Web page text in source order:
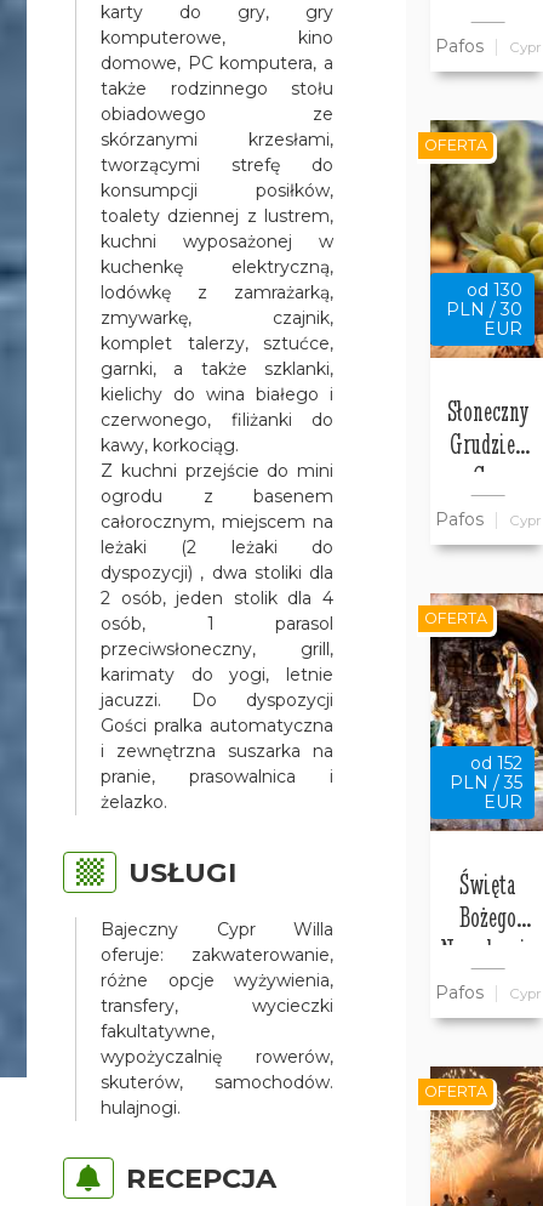
karty do gry, gry
komputerowe, kino
domowe, PC komputera, a
także rodzinnego stołu
obiadowego ze
skórzanymi krzesłami,
tworzącymi strefę do
konsumpcji posiłków,
toalety dziennej z lustrem,
kuchni wyposażonej w
kuchenkę elektryczną,
lodówkę z zamrażarką,
zmywarkę, czajnik,
komplet talerzy, sztućce,
garnki, a także szklanki,
kielichy do wina białego i
czerwonego, filiżanki do
kawy, korkociąg.
Z kuchni przejście do mini
ogrodu z basenem
całorocznym, miejscem na
leżaki (2 leżaki do
dyspozycji) , dwa stoliki dla
2 osób, jeden stolik dla 4
osób, 1 parasol
przeciwsłoneczny, grill,
karimaty do yogi, letnie
jacuzzi. Do dyspozycji
Gości pralka automatyczna
i zewnętrzna suszarka na
pranie, prasowalnica i
żelazko.
USŁUGI
Bajeczny Cypr Willa
oferuje: zakwaterowanie,
różne opcje wyżywienia,
transfery, wycieczki
fakultatywne,
wypożyczalnię rowerów,
skuterów, samochodów.
hulajnogi.
RECEPCJA
Bajeczny
Cypr
Pafos Cypr
od 130
PLN / 30
EUR
Słoneczny
Grudzień
na Cyprze
w Pafos w
Willi
Cypr
Pafos Cypr
OFERTA
od 152
PLN / 35
EUR
Święta
Bożego
Narodzenia
w willi
Bajeczny
Pafos
Pafos Cypr
OFERTA
OFERTA